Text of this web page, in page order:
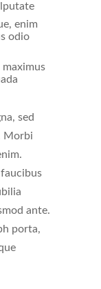
enim
odio
maximus
sed
Morbi
ante.
porta,